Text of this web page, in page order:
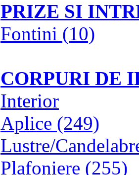
PRIZE SI
Fontini (10)
CORPURI DE
Interior
Aplice (249)
Lustre/
Plafoniere (255)